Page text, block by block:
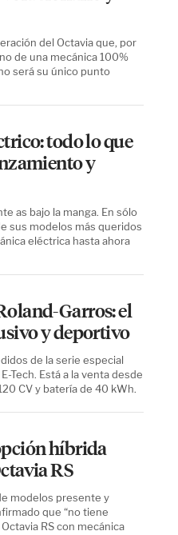
del Octavia que, por
de una mecánica 100%
será su único punto
todo lo que
y
as bajo la manga. En sólo
sus modelos más queridos
eléctrica hasta ahora
Garros: el
y deportivo
de la serie especial
Tech. Está a la venta desde
CV y batería de 40 kWh.
híbrida
RS
modelos presente y
que “no tiene
RS con mecánica